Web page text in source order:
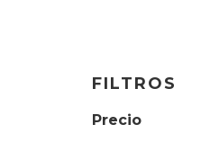
FILTROS
Precio